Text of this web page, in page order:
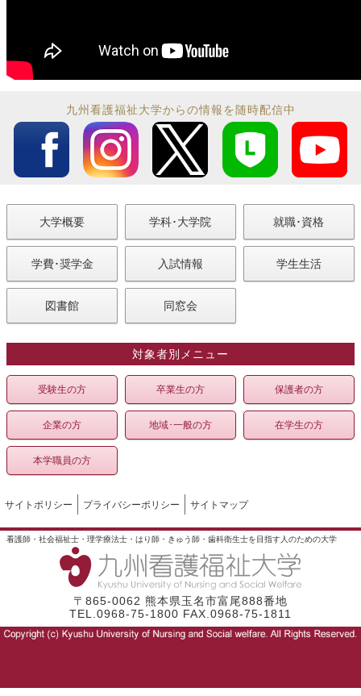
九州看護福祉大学からの情報を随時配信中
大学概要 学科･大学院 就職･資格
学費･奨学金 入試情報 学生生活
図書館 同窓会
対象者別メニュー
受験生の方 卒業生の方 保護者の方
企業の方 地域･一般の方 在学生の方
本学職員の方
サイトポリシー プライバシーポリシー サイトマップ
看護師・社会福祉士・理学療法士・はり師・きゅう師・歯科衛生士を目指す人のための大学
〒865-0062 熊本県玉名市富尾888番地
TEL.0968-75-1800 FAX.0968-75-1811